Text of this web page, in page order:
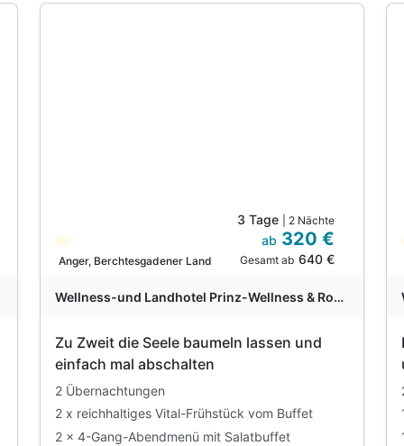
Teilweise ausgelastet
Anger, Berchtesgadener Land
3 Tage | 2 Nächte
ab 320 €
Gesamt ab 640 €
Wellness-und Landhotel Prinz-Wellness & Romantik
Zu Zweit die Seele baumeln lassen und
einfach mal abschalten
2 Übernachtungen
2 x reichhaltiges Vital-Frühstück vom Buffet
2 x 4-Gang-Abendmenü mit Salatbuffet